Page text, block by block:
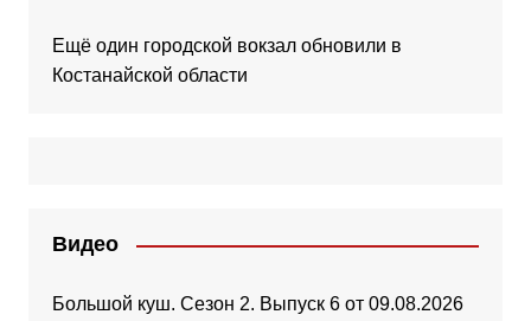
Ещё один городской вокзал обновили в
Костанайской области
Видео
Большой куш. Сезон 2. Выпуск 6 от 09.08.2026